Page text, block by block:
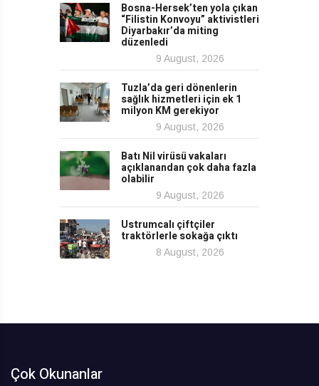
Bosna-Hersek’ten yola çıkan
“Filistin Konvoyu” aktivistleri
Diyarbakır’da miting
düzenledi
9 August, 2026
Tuzla’da geri dönenlerin
sağlık hizmetleri için ek 1
milyon KM gerekiyor
9 August, 2026
Batı Nil virüsü vakaları
açıklanandan çok daha fazla
olabilir
9 August, 2026
Ustrumcalı çiftçiler
traktörlerle sokağa çıktı
8 August, 2026
Çok Okunanlar